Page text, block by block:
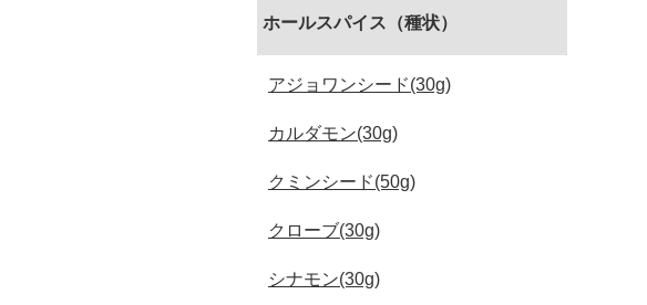
ホールスパイス（種状）
アジョワンシード(30g)
カルダモン(30g)
クミンシード(50g)
クローブ(30g)
シナモン(30g)